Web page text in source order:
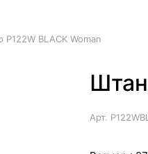
BLACK Woman
Арт.